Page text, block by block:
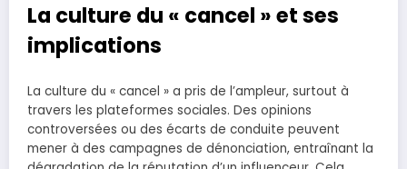
La culture du « cancel » et ses
implications
La culture du « cancel » a pris de l’ampleur, surtout à
travers les plateformes sociales. Des opinions
controversées ou des écarts de conduite peuvent
mener à des campagnes de dénonciation, entraînant la